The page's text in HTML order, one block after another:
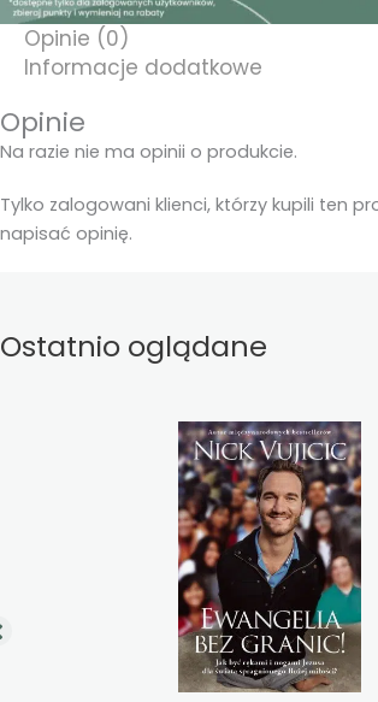
Opinie (0)
Informacje dodatkowe
Opinie
Na razie nie ma opinii o produkcie.
Tylko zalogowani klienci, którzy kupili ten
napisać opinię.
Ostatnio oglądane